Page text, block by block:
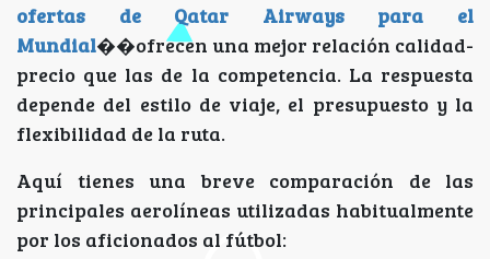
ofertas de Qatar Airways para el
Mundial��ofrecen una mejor relación calidad-
precio que las de la competencia. La respuesta
depende del estilo de viaje, el presupuesto y la
flexibilidad de la ruta.
Aquí tienes una breve comparación de las
principales aerolíneas utilizadas habitualmente
por los aficionados al fútbol: